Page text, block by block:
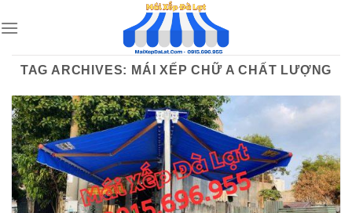
to
TAG ARCHIVES: MÁI XẾP CHỮ A CHẤT LƯỢNG